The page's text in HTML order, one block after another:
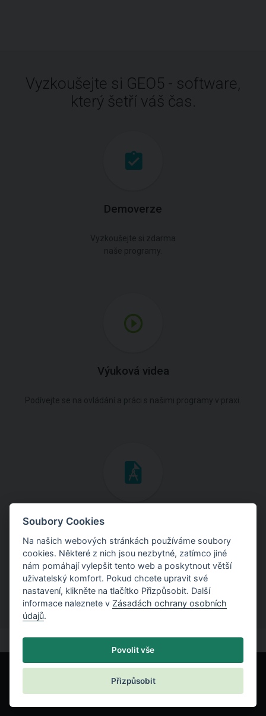
Vyzkoušejte si GEO5 - software,
který šetří váš čas.
Demoverze
Výuková videa
Inženýrské manuály
Stáhněte si manuály s teoretickými i praktickými ukázkami
použití programů.
Soubory Cookies
Na našich webových stránkách používáme soubory
cookies. Některé z nich jsou nezbytné, zatímco jiné
nám pomáhají vylepšit tento web a poskytnout větší
uživatelský komfort. Pokud chcete upravit své
nastavení, klikněte na tlačítko Přizpůsobit. Další
informace naleznete v Zásadách ochrany osobních
údajů.
Povolit vše
Přizpůsobit